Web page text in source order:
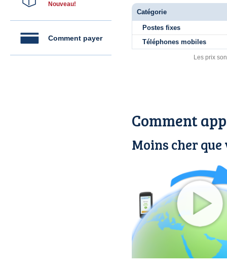
Nouveau!
Comment payer
Catégorie
Postes fixes
Téléphones mobiles
Les prix
Comment
Moins cher